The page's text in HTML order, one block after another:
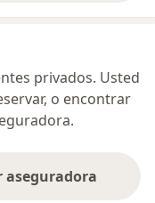
privados. Usted
o encontrar
aseguradora